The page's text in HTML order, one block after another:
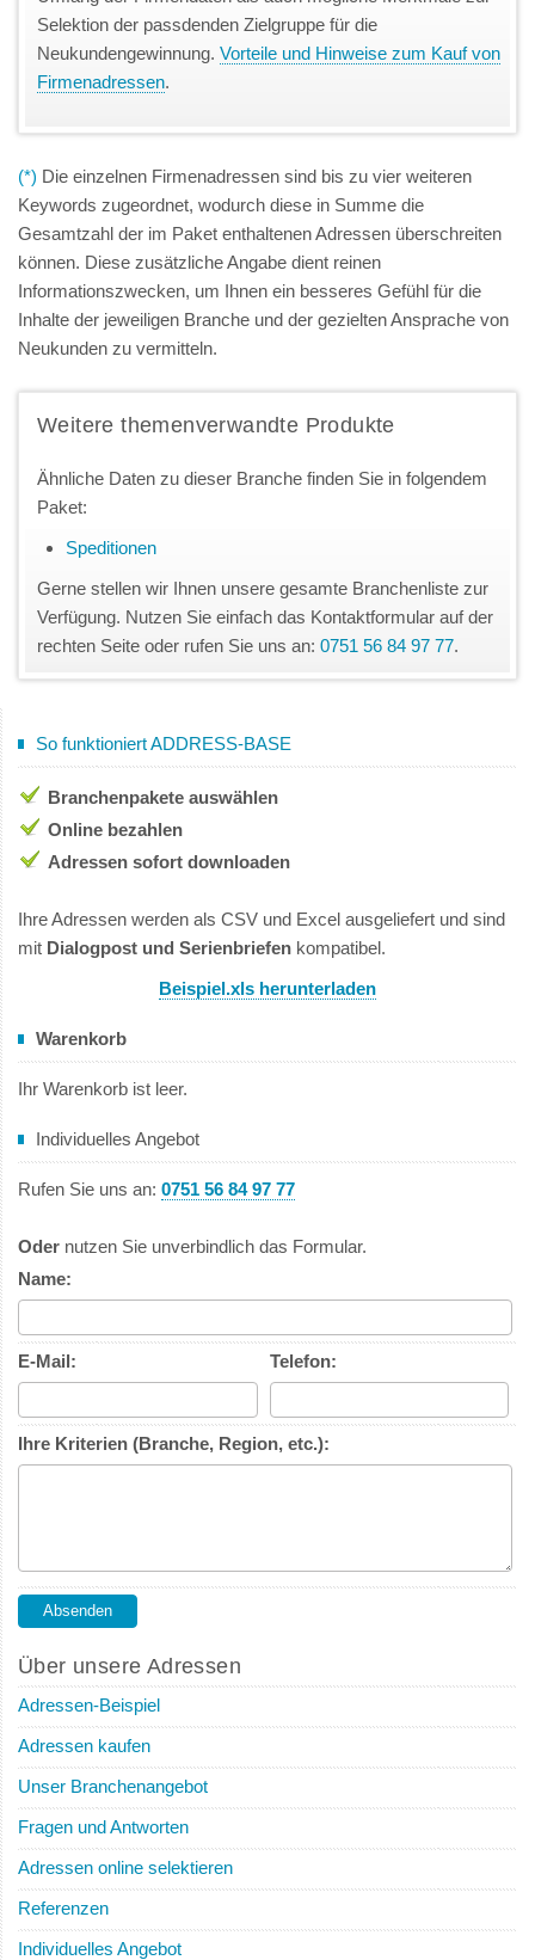
Selektion der passdenden Zielgruppe für die
Neukundengewinnung. Vorteile und Hinweise zum Kauf von
Firmenadressen.
(*) Die einzelnen Firmenadressen sind bis zu vier weiteren
Keywords zugeordnet, wodurch diese in Summe die
Gesamtzahl der im Paket enthaltenen Adressen überschreiten
können. Diese zusätzliche Angabe dient reinen
Informationszwecken, um Ihnen ein besseres Gefühl für die
Inhalte der jeweiligen Branche und der gezielten Ansprache von
Neukunden zu vermitteln.
Weitere themenverwandte Produkte
Ähnliche Daten zu dieser Branche finden Sie in folgendem
Paket:
Speditionen
Gerne stellen wir Ihnen unsere gesamte Branchenliste zur
Verfügung. Nutzen Sie einfach das Kontaktformular auf der
rechten Seite oder rufen Sie uns an: 0751 56 84 97 77.
So funktioniert ADDRESS-BASE
Branchenpakete auswählen
Online bezahlen
Adressen sofort downloaden
Ihre Adressen werden als CSV und Excel ausgeliefert und sind
mit Dialogpost und Serienbriefen kompatibel.
Beispiel.xls herunterladen
Warenkorb
Ihr Warenkorb ist leer.
Individuelles Angebot
Rufen Sie uns an: 0751 56 84 97 77
Oder nutzen Sie unverbindlich das Formular.
Name:
E-Mail: Telefon:
Ihre Kriterien (Branche, Region, etc.):
Über unsere Adressen
Adressen-Beispiel
Adressen kaufen
Unser Branchenangebot
Fragen und Antworten
Adressen online selektieren
Referenzen
Individuelles Angebot